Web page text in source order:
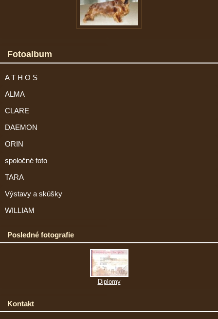
Fotoalbum
A T H O S
ALMA
CLARE
DAEMON
ORIN
spoločné foto
TARA
Výstavy a skúšky
WILLIAM
Posledné fotografie
Diplomy
Kontakt